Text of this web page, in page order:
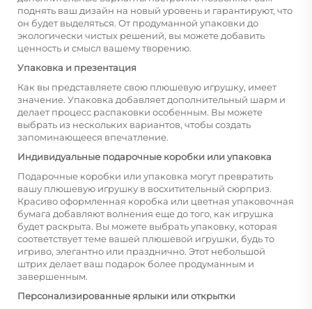
поднять ваш дизайн на новый уровень и гарантируют, что
он будет выделяться. От продуманной упаковки до
экологически чистых решений, вы можете добавить
ценность и смысл вашему творению.
Упаковка и презентация
Как вы представляете свою плюшевую игрушку, имеет
значение. Упаковка добавляет дополнительный шарм и
делает процесс распаковки особенным. Вы можете
выбрать из нескольких вариантов, чтобы создать
запоминающееся впечатление.
Индивидуальные подарочные коробки или упаковка
Подарочные коробки или упаковка могут превратить
вашу плюшевую игрушку в восхитительный сюрприз.
Красиво оформленная коробка или цветная упаковочная
бумага добавляют волнения еще до того, как игрушка
будет раскрыта. Вы можете выбрать упаковку, которая
соответствует теме вашей плюшевой игрушки, будь то
игриво, элегантно или празднично. Этот небольшой
штрих делает ваш подарок более продуманным и
завершенным.
Персонализированные ярлыки или открытки